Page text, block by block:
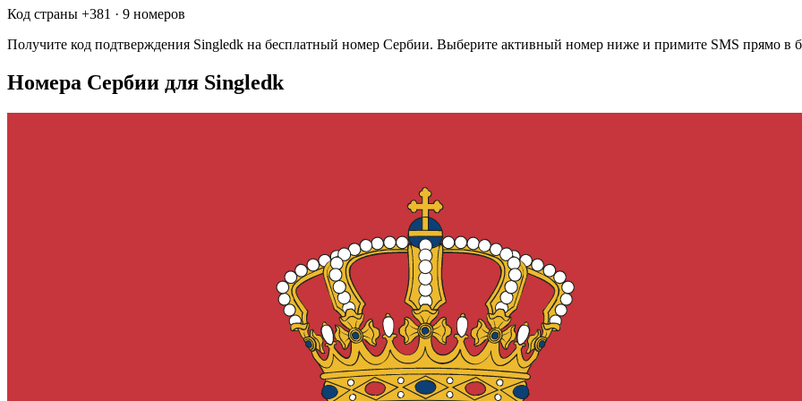
Код страны +381 · 9 номеров
Получите код подтверждения Singledk на бесплатный номер Сербии. Выберите активный номер ниже и примите SMS прямо в
Номера Сербии для Singledk